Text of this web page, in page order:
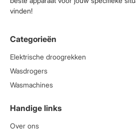
vinden!
Categorieën
Elektrische droogrekken
Wasdrogers
Wasmachines
Handige links
Over ons